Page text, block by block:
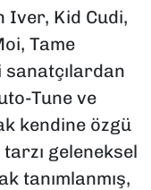
Iver, Kid Cudi,
Tame
sanatçılardan
Tune ve
kendine özgü
geleneksel
tanımlanmış,